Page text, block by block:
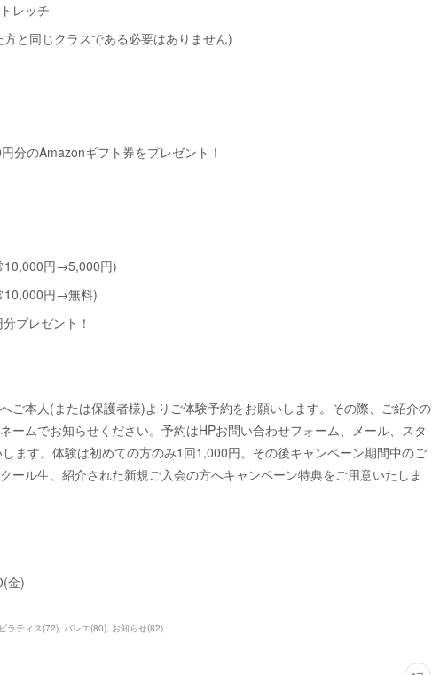
レッチ
と同じクラスである必要はありません)
分のAmazonギフト券をプレゼント！
10,000円→5,000円)
10,000円→無料)
プレゼント！
ご本人(または保護者様)よりご体験予約をお願いします。その際、ご紹介の
ームでお知らせください。予約はHPお問い合わせフォーム、メール、スタ
ます。体験は初めての方のみ1回1,000円。その後キャンペーン期間中のご
ール生、紹介された新規ご入会の方へキャンペーン特典をご用意いたしま
金)
ピラティス(72) バレエ(80) お知らせ(82)